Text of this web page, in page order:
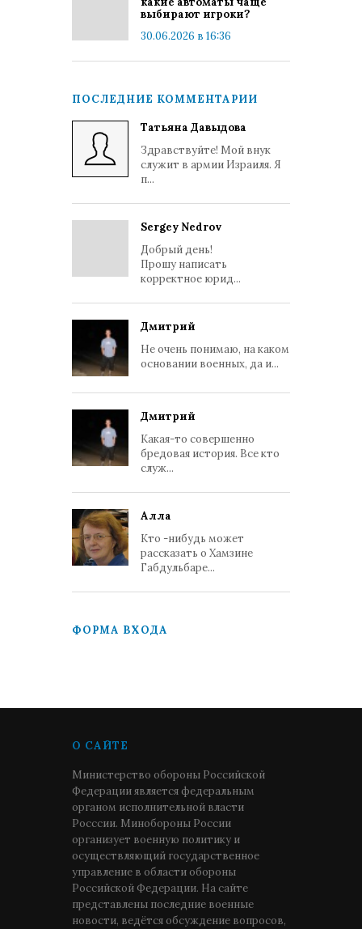
выбирают игроки?
30.06.2026 в 16:36
ПОСЛЕДНИЕ КОММЕНТАРИИ
Татьяна Давыдова
Здравствуйте! Мой внук
служит в армии Израиля. Я
п...
Sergey Nedrov
Добрый день!
Прошу написать
корректное юрид...
Дмитрий
Не очень понимаю, на каком
основании военных, да и...
Дмитрий
Какая-то совершенно
бредовая история. Все кто
служ...
Алла
Кто -нибудь может
рассказать о Хамзине
Габдульбаре...
ФОРМА ВХОДА
О САЙТЕ
Министерство обороны Российской
Федерации является федеральным
органом исполнительной власти
Росссии. Минобороны России
организует военную политику и
осуществляющий государственное
управление в области обороны
Российской Федерации. На сайте
представлены последние военные
новости, ведётся обсуждение вопросов,